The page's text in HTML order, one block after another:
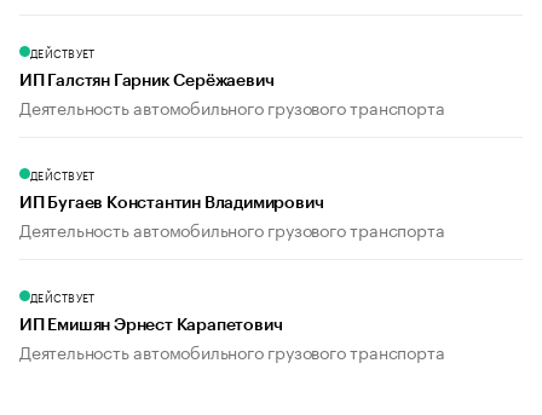
ДЕЙСТВУЕТ
ИП Галстян Гарник Серёжаевич
Деятельность автомобильного грузового транспорта
ДЕЙСТВУЕТ
ИП Бугаев Константин Владимирович
Деятельность автомобильного грузового транспорта
ДЕЙСТВУЕТ
ИП Емишян Эрнест Карапетович
Деятельность автомобильного грузового транспорта